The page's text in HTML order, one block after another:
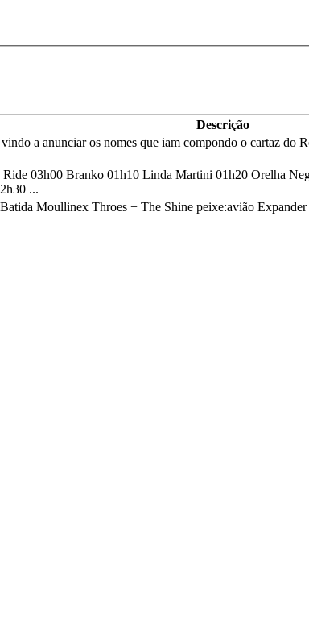
Descrição
a anunciar os nomes que iam compondo o cartaz do
Ride 03h00 Branko 01h10 Linda Martini 01h20 Orelha
...
Moullinex Throes + The Shine peixe:avião